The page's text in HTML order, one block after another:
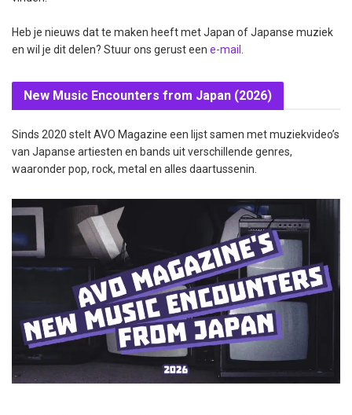
Heb je nieuws dat te maken heeft met Japan of Japanse muziek
en wil je dit delen? Stuur ons gerust een e-mail
New Music Encounters from Japan (2026)
Sinds 2020 stelt AVO Magazine een lijst samen met muziekvideo’s
van Japanse artiesten en bands uit verschillende genres,
waaronder pop, rock, metal en alles daartussenin.